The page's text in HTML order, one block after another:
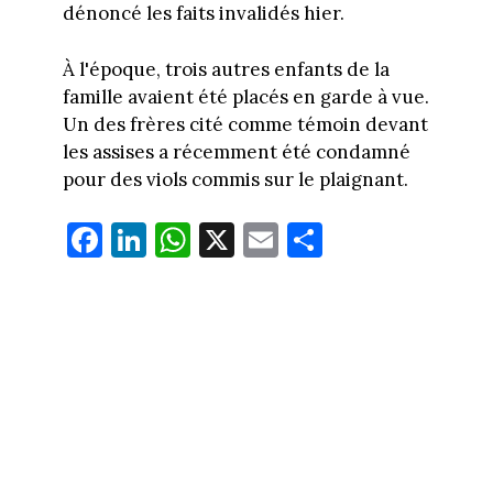
dénoncé les faits invalidés hier.
À l'époque, trois autres enfants de la
famille avaient été placés en garde à vue.
Un des frères cité comme témoin devant
les assises a récemment été condamné
pour des viols commis sur le plaignant.
Fa
ce
Li
nk
W
ha
X E
m
Pa
rt